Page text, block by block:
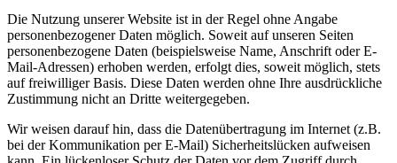
Die Nutzung unserer Website ist in der Regel ohne Angabe
personenbezogener Daten möglich. Soweit auf unseren Seiten
personenbezogene Daten (beispielsweise Name, Anschrift oder E-
Mail-Adressen) erhoben werden, erfolgt dies, soweit möglich, stets
auf freiwilliger Basis. Diese Daten werden ohne Ihre ausdrückliche
Zustimmung nicht an Dritte weitergegeben.
Wir weisen darauf hin, dass die Datenübertragung im Internet (z.B.
bei der Kommunikation per E-Mail) Sicherheitslücken aufweisen